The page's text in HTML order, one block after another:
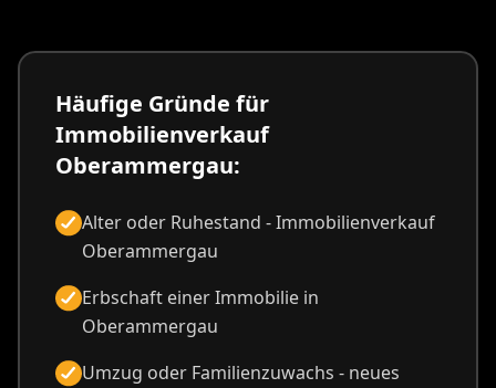
Häufige Gründe für
Immobilienverkauf
Oberammergau:
Alter oder Ruhestand - Immobilienverkauf
Oberammergau
Erbschaft einer Immobilie in
Oberammergau
Umzug oder Familienzuwachs - neues